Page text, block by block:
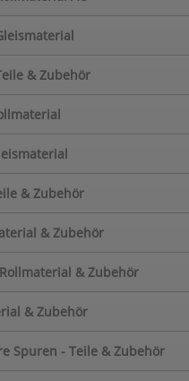
& Zubehör
& Zubehör
& Zubehör
& Zubehör
& Zubehör
Spuren - Teile & Zubehör